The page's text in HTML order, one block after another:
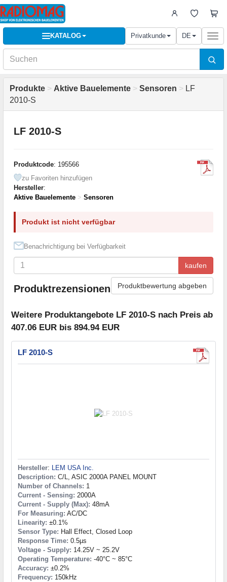
KATALOG Privatkunde DE
Produkte > Aktive Bauelemente > Sensoren > LF
2010-S
LF 2010-S
Produktcode: 195566
zu Favoriten hinzufügen
Hersteller:
Aktive Bauelemente > Sensoren
Produkt ist nicht verfügbar
Benachrichtigung bei Verfügbarkeit
kaufen
Produktrezensionen Produktbewertung abgeben
Weitere Produktangebote LF 2010-S nach Preis ab
407.06 EUR bis 894.94 EUR
LF 2010-S
Hersteller: LEM USA Inc.
Description: C/L, ASIC 2000A PANEL MOUNT
Number of Channels: 1
Current - Sensing: 2000A
Current - Supply (Max): 48mA
For Measuring: AC/DC
Linearity: ±0.1%
Sensor Type: Hall Effect, Closed Loop
Response Time: 0.5µs
Voltage - Supply: 14.25V ~ 25.2V
Operating Temperature: -40°C ~ 85°C
Accuracy: ±0.2%
Frequency: 150kHz